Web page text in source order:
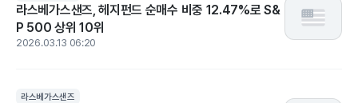
라스베가스샌즈, 헤지펀드 순매수 비중 12.47%로 S&
P 500 상위 10위
2026.03.13 06:20
라스베가스샌즈